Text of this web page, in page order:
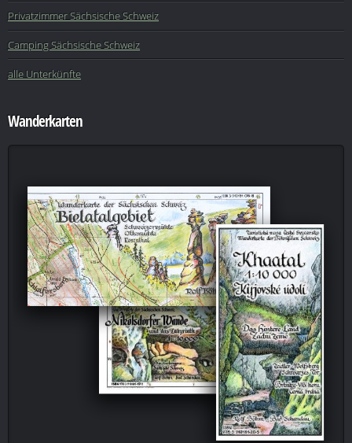
Privatzimmer Sächsische Schweiz
Camping Sächsische Schweiz
alle Unterkünfte
Wanderkarten